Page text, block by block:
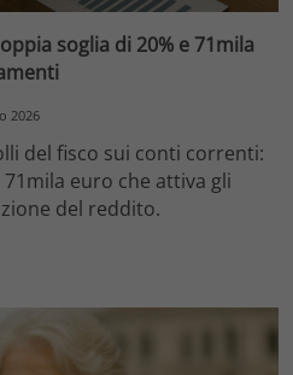
soglia di 20% e 71mila
2026
del fisco sui conti correnti:
euro che attiva gli
del reddito.